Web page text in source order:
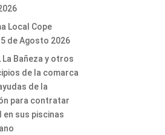
Local Cope
de Agosto 2026
Bañeza y otros
de la comarca
de la
para contratar
en sus piscinas